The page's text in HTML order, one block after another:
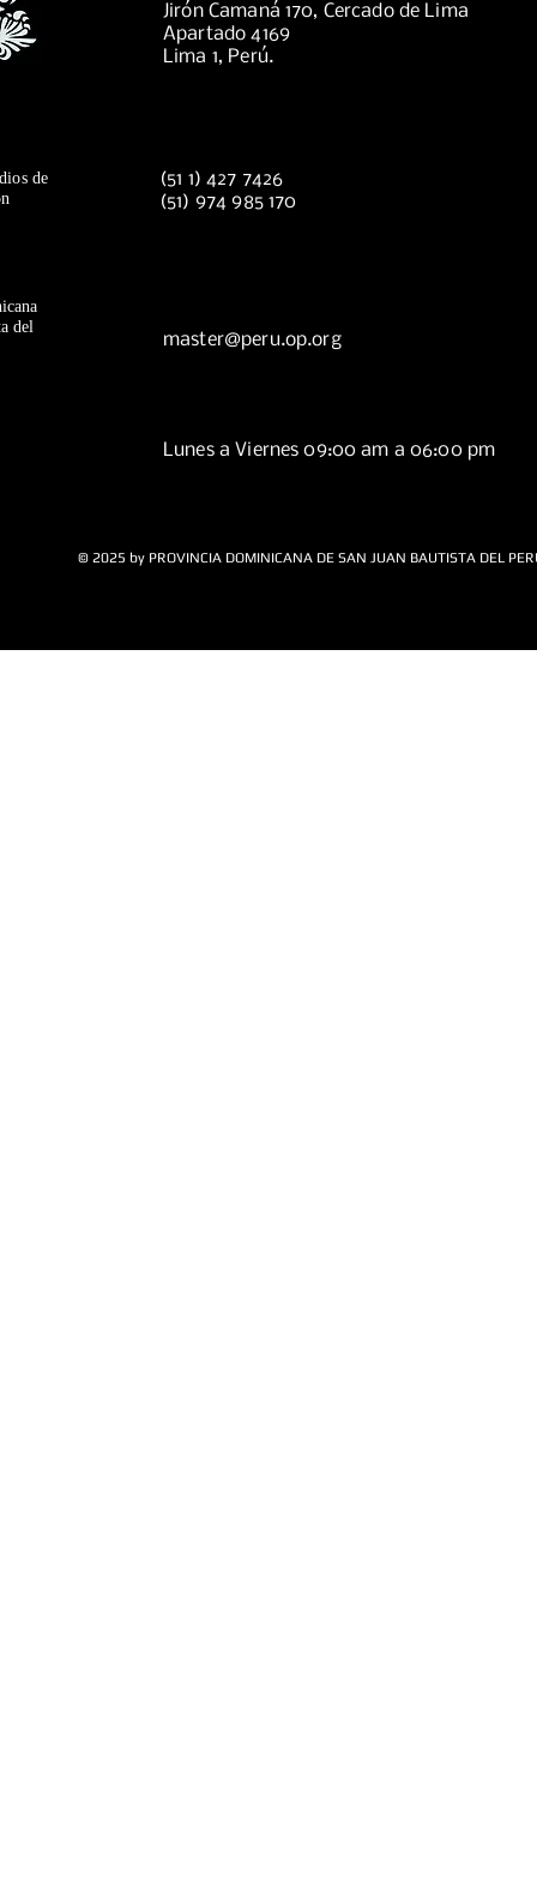
Jirón Camaná 170, Cercado de Lima
Apartado 4169
Lima 1, Perú.
de
(51 1) 427 7426
(51) 974 985 170
del
master@peru.op.org
Lunes a Viernes 09:00 am a 06:00 pm
© 2025 by PROVINCIA DOMINICANA DE SAN JUAN BAUTISTA DEL